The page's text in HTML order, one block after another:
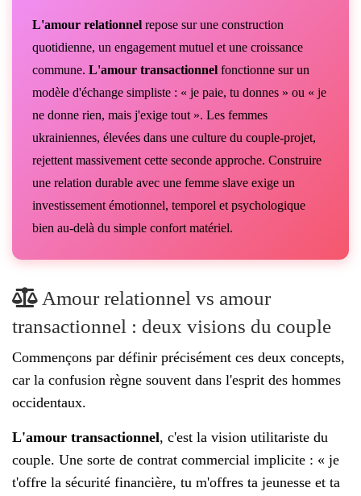
L'amour relationnel repose sur une construction
quotidienne, un engagement mutuel et une croissance
commune. L'amour transactionnel fonctionne sur un
modèle d'échange simpliste : « je paie, tu donnes » ou « je
ne donne rien, mais j'exige tout ». Les femmes
ukrainiennes, élevées dans une culture du couple-projet,
rejettent massivement cette seconde approche. Construire
une relation durable avec une femme slave exige un
investissement émotionnel, temporel et psychologique
bien au-delà du simple confort matériel.
Amour relationnel vs amour
transactionnel : deux visions du couple
Commençons par définir précisément ces deux concepts,
car la confusion règne souvent dans l'esprit des hommes
occidentaux.
L'amour transactionnel, c'est la vision utilitariste du
couple. Une sorte de contrat commercial implicite : « je
t'offre la sécurité financière, tu m'offres ta jeunesse et ta